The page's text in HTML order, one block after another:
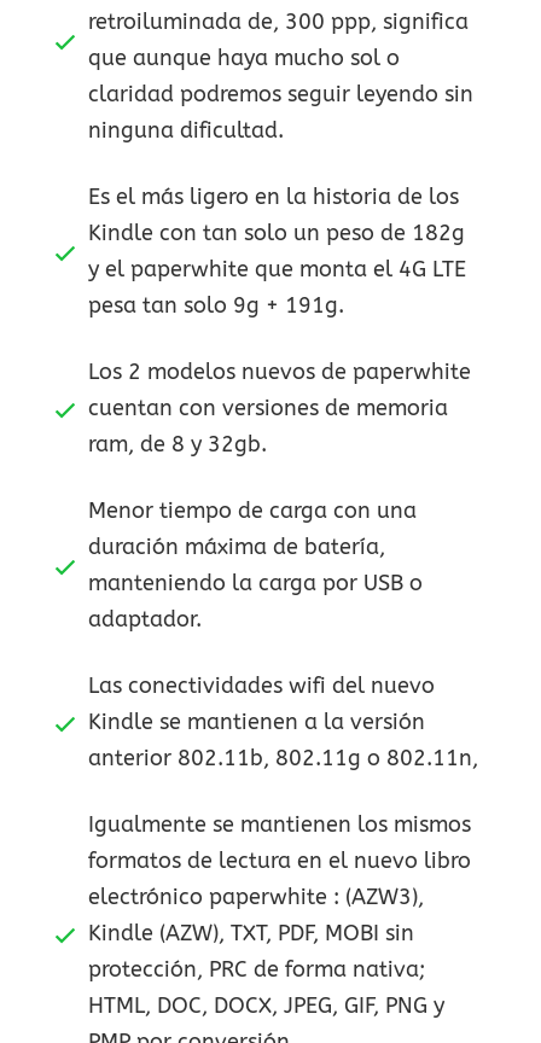
retroiluminada de, 300 ppp, significa
que aunque haya mucho sol o
claridad podremos seguir leyendo sin
ninguna dificultad.
Es el más ligero en la historia de los
Kindle con tan solo un peso de 182g
y el paperwhite que monta el 4G LTE
pesa tan solo 9g + 191g.
Los 2 modelos nuevos de paperwhite
cuentan con versiones de memoria
ram, de 8 y 32gb.
Menor tiempo de carga con una
duración máxima de batería,
manteniendo la carga por USB o
adaptador.
Las conectividades wifi del nuevo
Kindle se mantienen a la versión
anterior 802.11b, 802.11g o 802.11n,
Igualmente se mantienen los mismos
formatos de lectura en el nuevo libro
electrónico paperwhite : (AZW3),
Kindle (AZW), TXT, PDF, MOBI sin
protección, PRC de forma nativa;
HTML, DOC, DOCX, JPEG, GIF, PNG y